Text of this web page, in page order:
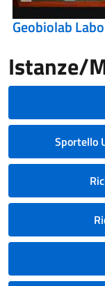
Geobiolab
Istanze/
Sportello